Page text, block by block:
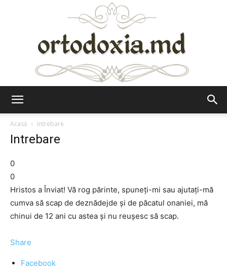
Acasă
Intrebare
Intrebare
0
0
Hristos a Înviat! Vă rog părinte, spuneţi-mi sau ajutaţi-mă
cumva să scap de deznădejde şi de păcatul onaniei, mă
chinui de 12 ani cu astea şi nu reuşesc să scap.
Share
Facebook